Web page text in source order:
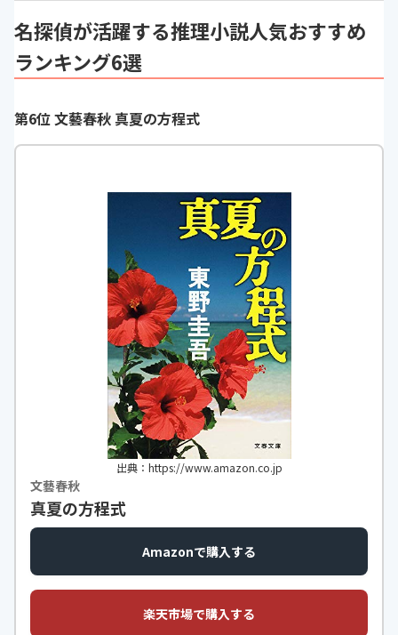
名探偵が活躍する推理小説人気おすすめ
ランキング6選
第6位 文藝春秋 真夏の方程式
出典：https://www.amazon.co.jp
文藝春秋
真夏の方程式
Amazonで購入する
楽天市場で購入する